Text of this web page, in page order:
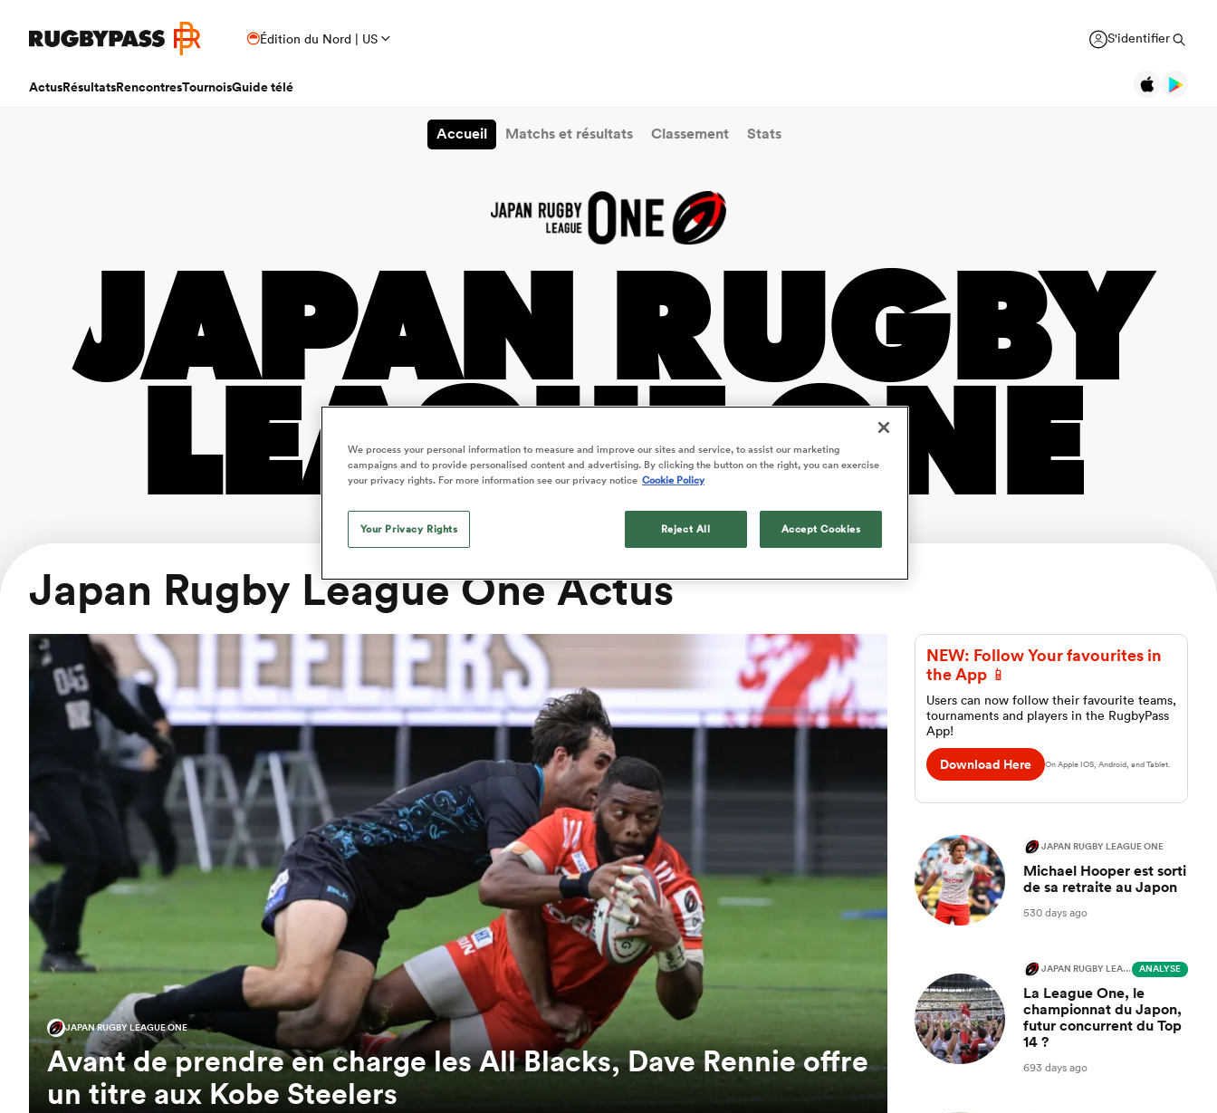
Édition du Nord | US S'identifier
ActusRésultatsRencontresTournoisGuide télé
Accueil Matchs et résultats Classement Stats
JAPAN RUGBY
LEAGUE ONE
Japan Rugby League One Actus
JAPAN RUGBY LEAGUE ONE
Avant de prendre en charge les All Blacks, Dave Rennie offre
un titre aux Kobe Steelers
NEW: Follow Your favourites in
the App 📱
Users can now follow their favourite teams,
tournaments and players in the RugbyPass
App!
Download Here On Apple IOS, Android, and Tablet.
JAPAN RUGBY LEAGUE ONE
Michael Hooper est sorti
de sa retraite au Japon
530 days ago
JAPAN RUGBY LEAGUE ONE ANALYSE
La League One, le
championnat du Japon,
futur concurrent du Top
14 ?
693 days ago
We process your personal information to measure and improve our sites and service, to assist our marketing
campaigns and to provide personalised content and advertising. By clicking the button on the right, you can exercise
your privacy rights. For more information see our privacy notice Cookie Policy
Your Privacy Rights Reject All Accept Cookies